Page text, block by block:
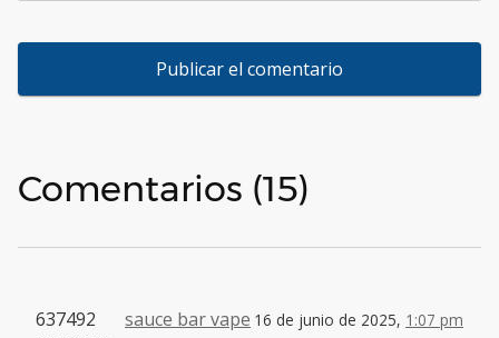
Comentarios (15)
sauce bar vape 16 de junio de 2025, 1:07 pm
637492